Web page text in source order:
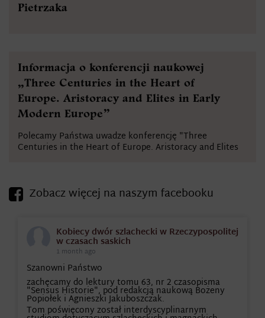
Pietrzaka
Informacja o konferencji naukowej
„Three Centuries in the Heart of
Europe. Aristoracy and Elites in Early
Modern Europe”
Polecamy Państwa uwadze konferencję "Three
Centuries in the Heart of Europe. Aristoracy and Elites
Zobacz więcej na naszym facebooku
Kobiecy dwór szlachecki w Rzeczypospolitej
w czasach saskich
1 month ago
Szanowni Państwo
zachęcamy do lektury tomu 63, nr 2 czasopisma
"Sensus Historie", pod redakcją naukową Bożeny
Popiołek i Agnieszki Jakuboszczak.
Tom poświęcony został interdyscyplinarnym